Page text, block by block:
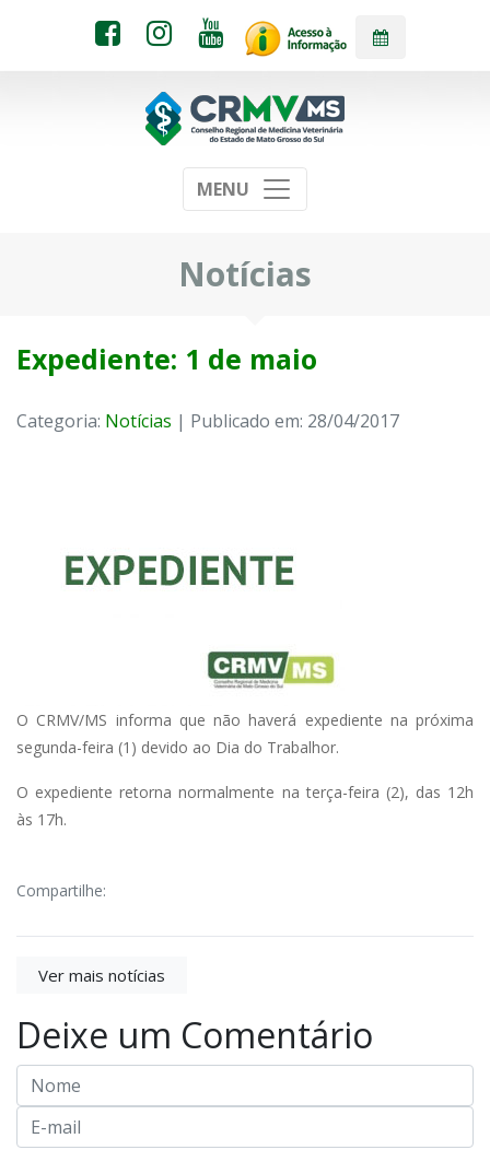
MENU
Notícias
Expediente: 1 de maio
Categoria: Notícias | Publicado em: 28/04/2017
O CRMV/MS informa que não haverá expediente na próxima
segunda-feira (1) devido ao Dia do Trabalhor.
O expediente retorna normalmente na terça-feira (2), das 12h
às 17h.
Compartilhe:
Ver mais notícias
Deixe um Comentário